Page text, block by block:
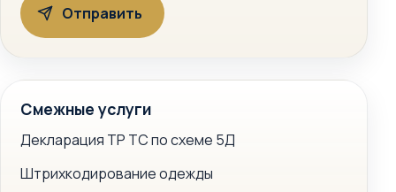
Смежные услуги
Декларация ТР ТС по схеме 5Д
Штрихкодирование одежды